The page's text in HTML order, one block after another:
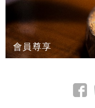
會員尊享